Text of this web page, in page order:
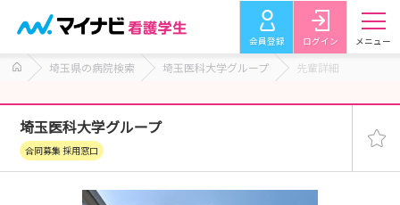
会員登録 ログイン メニュー
埼玉県の病院検索 埼玉医科大学グループ 先輩詳細
埼玉医科大学グループ
合同募集 採用窓口